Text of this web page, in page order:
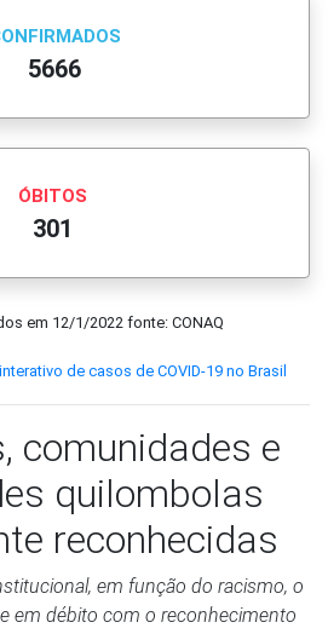
5666
ÓBITOS
301
em 12/1/2022fonte: CONAQ
de casos de COVID-19 no Brasil
comunidades e
quilombolas
reconhecidas
em função do racismo, o
em débito com o reconhecimento